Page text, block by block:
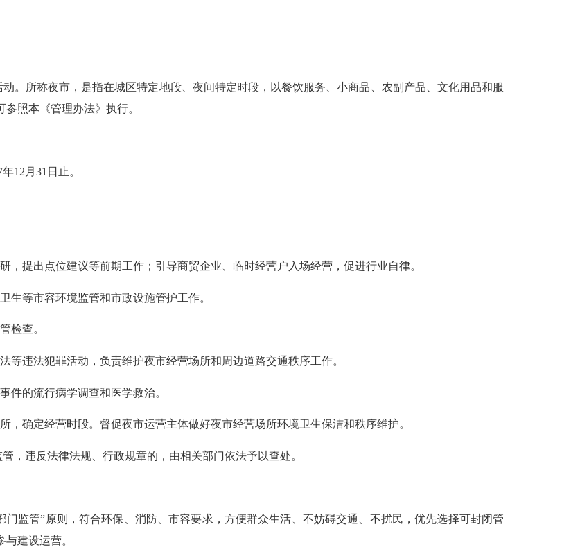
。所称夜市，是指在城区特定地段、夜间特定时段，以餐饮服务、小商品、农副产品、文化用品和服
照本《管理办法》执行。
年12月31日止 。
，提出点位建议等前期工作；引导商贸企业、临时经营户入场经营，促进行业自律。
生等市容环境监管和市政设施管护工作。
检查。
等违法犯罪活动，负责维护夜市经营场所和周边道路交通秩序工作。
件的流行病学调查和医学救治。
，确定经营时段。督促夜市运营主体做好夜市经营场所环境卫生保洁和秩序维护。
，违反法律法规、行政规章的，由相关部门依法予以查处。
监管”原则，符合环保、消防、市容要求，方便群众生活、不妨碍交通、不扰民，优先选择可封闭管
建设运营。